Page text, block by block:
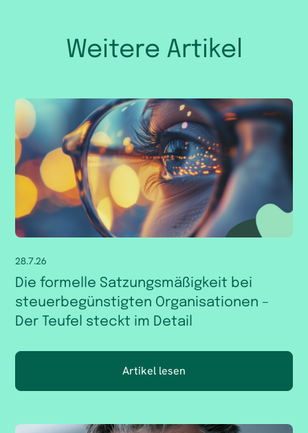
Weitere Artikel
28.7.26
Die formelle Satzungsmäßigkeit bei
steuerbegünstigten Organisationen –
Der Teufel steckt im Detail
Artikel lesen